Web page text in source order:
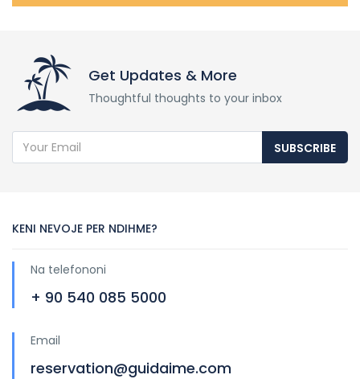
Get Updates & More
Thoughtful thoughts to your inbox
SUBSCRIBE
KENI NEVOJE PER NDIHME?
Na telefononi
+ 90 540 085 5000
Email
reservation@guidaime.com